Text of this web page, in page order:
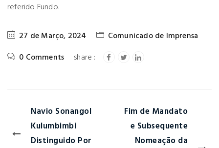
referido Fundo.
27 de Março, 2024
Comunicado de Imprensa
0 Comments
Navio Sonangol
Kulumbimbi
Distinguido Por
Fim de Mandato
e Subsequente
Nomeação da